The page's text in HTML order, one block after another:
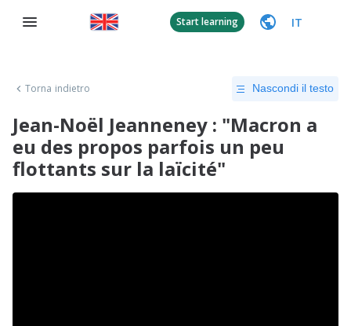
Start learning IT
Torna indietro Nascondi il testo
Jean-Noël Jeanneney : "Macron a
eu des propos parfois un peu
flottants sur la laïcité"